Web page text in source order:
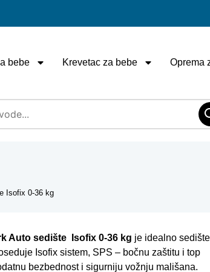
bebe Krevetac za bebe Oprema
Isofix 0-36 kg
Auto sedište Isofix 0-36 kg je idealno sedište
Isofix sistem, SPS – bočnu zaštitu i top
bezbednost i sigurniju vožnju mališana.